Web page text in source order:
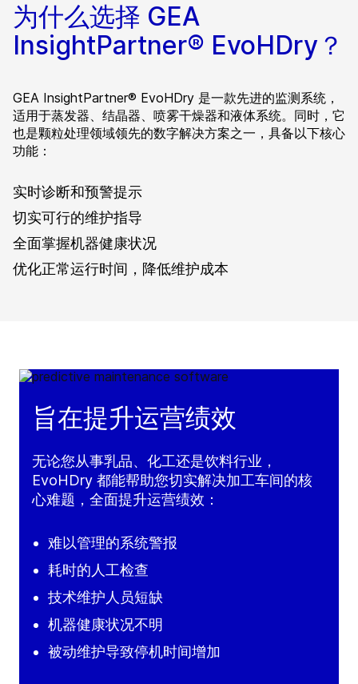
为什么选择 GEA
InsightPartner® EvoHDry？
GEA InsightPartner® EvoHDry 是一款先进的监测系统，
适用于蒸发器、结晶器、喷雾干燥器和液体系统。同时，它
也是颗粒处理领域领先的数字解决方案之一，具备以下核心
功能：
实时诊断和预警提示
切实可行的维护指导
全面掌握机器健康状况
优化正常运行时间，降低维护成本
旨在提升运营绩效
无论您从事乳品、化工还是饮料行业，
EvoHDry 都能帮助您切实解决加工车间的核
心难题，全面提升运营绩效：
难以管理的系统警报
耗时的人工检查
技术维护人员短缺
机器健康状况不明
被动维护导致停机时间增加